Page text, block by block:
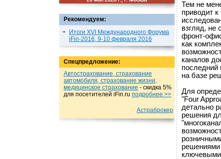
Рекомендуем:
Итоги XVI Международного Форума
iFin-2016, 9-10 февраля 2016
Спецпредложение:
Автострахование, страхование
автомобиля, страхование жизни,
медицинское страхование - cкидка 5%
для посетителей iFin.ru подробнеe >>
Астраброкер
Тем не
приводит
взгляд, не
фронт-
как
каналов
последний
на базе
Для
"Four
детально
решения
решениями